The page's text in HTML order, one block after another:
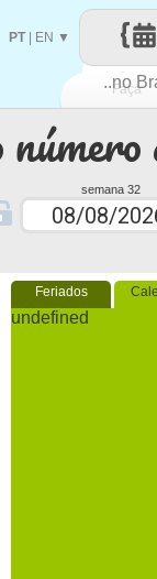
semana 32
Feriados
undefined
Faça
..no
PT| EN ▼